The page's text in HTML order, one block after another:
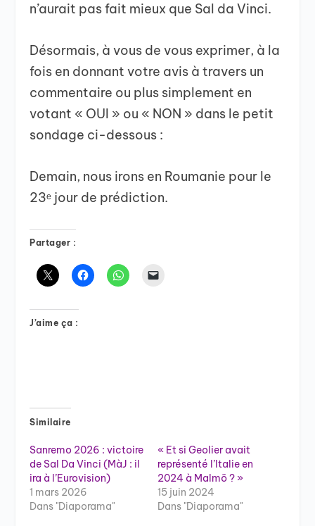
n’aurait pas fait mieux que Sal da Vinci.
Désormais, à vous de vous exprimer, à la
fois en donnant votre avis à travers un
commentaire ou plus simplement en
votant « OUI » ou « NON » dans le petit
sondage ci-dessous :
Demain, nous irons en Roumanie pour le
23ᵉ jour de prédiction.
Partager :
J’aime ça :
Similaire
Sanremo 2026 : victoire
de Sal Da Vinci (MàJ : il
ira à l’Eurovision)
1 mars 2026
Dans "Diaporama"
« Et si Geolier avait
représenté l’Italie en
2024 à Malmö ? »
15 juin 2024
Dans "Diaporama"